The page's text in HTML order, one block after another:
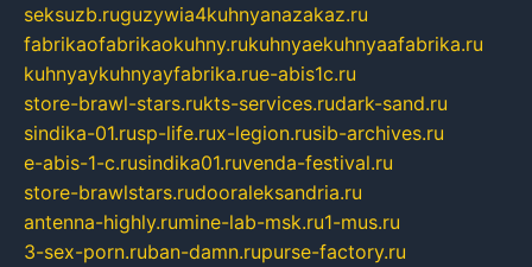
seksuzb.ruguzywia4kuhnyanazakaz.ru
fabrikaofabrikaokuhny.rukuhnyaekuhnyaafabrika.ru
kuhnyaykuhnyayfabrika.rue-abis1c.ru
store-brawl-stars.rukts-services.rudark-sand.ru
sindika-01.rusp-life.rux-legion.rusib-archives.ru
e-abis-1-c.rusindika01.ruvenda-festival.ru
store-brawlstars.rudooraleksandria.ru
antenna-highly.rumine-lab-msk.ru1-mus.ru
3-sex-porn.ruban-damn.rupurse-factory.ru